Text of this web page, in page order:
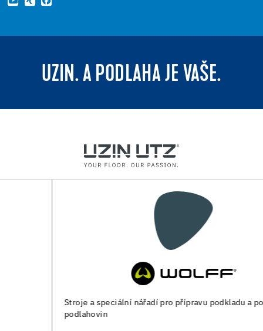
UZIN. A PODLAHA JE VAŠE.
Stroje a speciální nářadí pro přípravu podkladu a pokládku